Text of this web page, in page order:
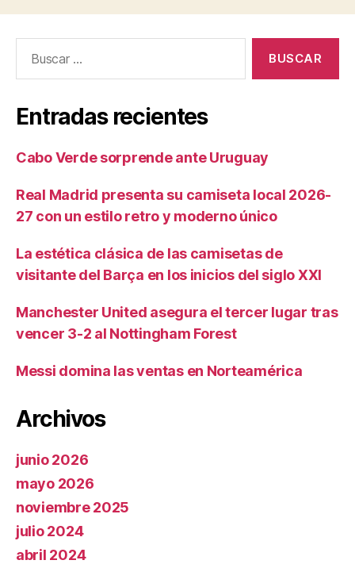
Entradas recientes
Cabo Verde sorprende ante Uruguay
Real Madrid presenta su camiseta local 2026-
27 con un estilo retro y moderno único
La estética clásica de las camisetas de
visitante del Barça en los inicios del siglo XXI
Manchester United asegura el tercer lugar tras
vencer 3-2 al Nottingham Forest
Messi domina las ventas en Norteamérica
Archivos
junio 2026
mayo 2026
noviembre 2025
julio 2024
abril 2024